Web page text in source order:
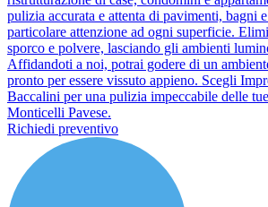
pulizia accurata e attenta di pavimenti, bagni
particolare attenzione ad ogni superficie.
sporco e polvere, lasciando gli ambienti
Affidandoti a noi, potrai godere di un
pronto per essere vissuto appieno. Scegli
Baccalini per una pulizia impeccabile delle
Monticelli Pavese.
Richiedi preventivo